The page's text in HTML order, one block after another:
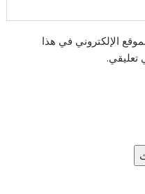
الإلكتروني في هذا
تعليقي.